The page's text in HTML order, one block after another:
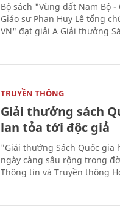
Bộ sách "Vùng đất Nam Bộ
Giáo sư Phan Huy Lê tổng
VN" đạt giải A Giải thưởng
TRUYỀN THÔNG
Giải thưởng sách
lan tỏa tới độc giả
"Giải thưởng Sách Quốc
ngày càng sâu rộng trong
Thông tin và Truyền thông